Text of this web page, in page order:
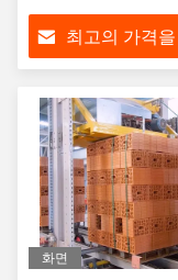
최고의 가격을
화면